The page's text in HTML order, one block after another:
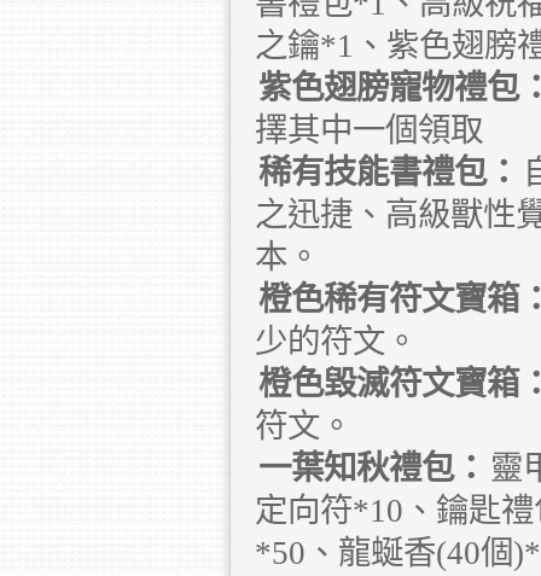
之鑰*1、紫色翅膀
紫色翅膀寵物禮包
擇其中一個領取
稀有技能書禮包：
之迅捷、高級獸性
本。
橙色稀有符文寶箱
少的符文。
橙色毀滅符文寶箱
符文。
一葉知秋禮包： 靈
定向符*10、鑰匙
*50、龍蜒香(40個